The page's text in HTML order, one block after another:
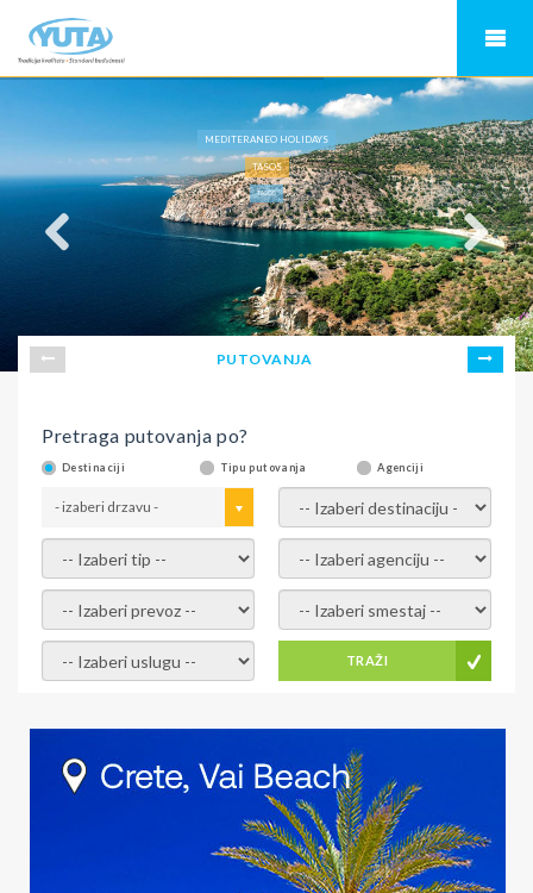
MEDITERANEO HOLIDAYS
TASOS
TASOS
PUTOVANJA
Pretraga putovanja po?
Destinaciji Tipu putovanja Agenciji
- izaberi drzavu - - izaberi destinaciju -
- izaberi tip - - izaberi agenciju -
- izaberi prevoz - - Izaberite smestaj -
- Izaberite uslugu - TRAŽI